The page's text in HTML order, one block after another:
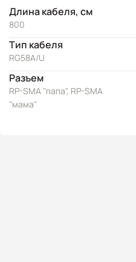
Длина кабеля, см
800
Тип кабеля
RG58A/U
Разъем
RP-SMA "папа", RP-SMA
"мама"